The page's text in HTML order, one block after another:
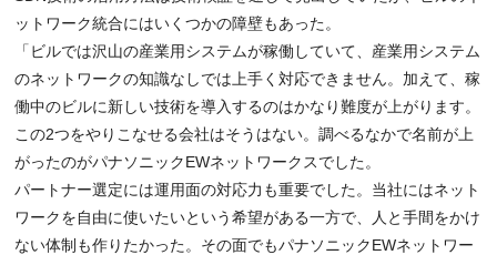
ットワーク統合にはいくつかの障壁もあった。
「ビルでは沢山の産業用システムが稼働していて、産業用システム
のネットワークの知識なしでは上手く対応できません。加えて、稼
働中のビルに新しい技術を導入するのはかなり難度が上がります。
この2つをやりこなせる会社はそうはない。調べるなかで名前が上
がったのがパナソニックEWネットワークスでした。
パートナー選定には運用面の対応力も重要でした。当社にはネット
ワークを自由に使いたいという希望がある一方で、人と手間をかけ
ない体制も作りたかった。その面でもパナソニックEWネットワー